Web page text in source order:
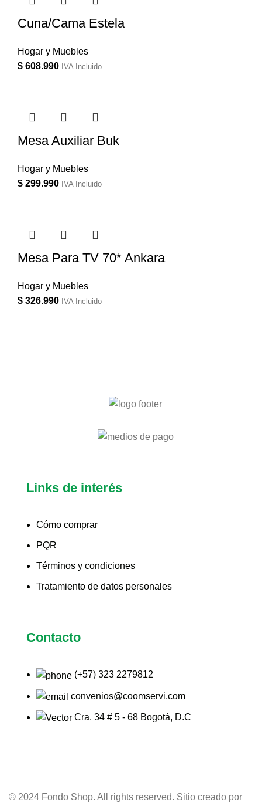
Cuna/Cama Estela
Hogar y Muebles
$ 608.990 IVA Incluido
Mesa Auxiliar Buk
Hogar y Muebles
$ 299.990 IVA Incluido
Mesa Para TV 70* Ankara
Hogar y Muebles
$ 326.990 IVA Incluido
Links de interés
Cómo comprar
PQR
Términos y condiciones
Tratamiento de datos personales
Contacto
(+57) 323 2279812
convenios@coomservi.com
Cra. 34 # 5 - 68 Bogotá, D.C
© 2024 Fondo Shop. All rights reserved. Sitio creado por